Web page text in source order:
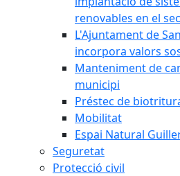
renovables en el
L'Ajuntament de
incorpora valors
Manteniment de
municipi
Préstec de
Mobilitat
Espai Natural
Seguretat
Protecció civil